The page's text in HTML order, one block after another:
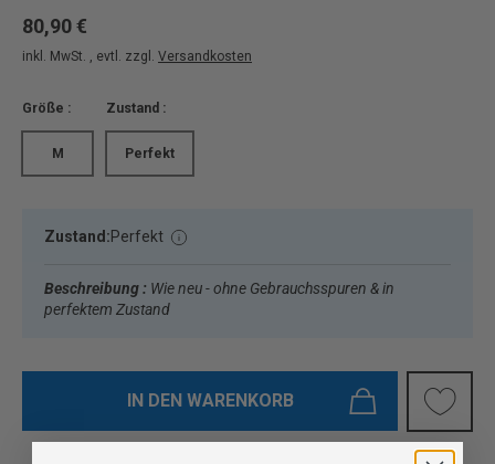
80,90 €
inkl. MwSt. , evtl. zzgl. Versandkosten
Größe :
M
Zustand :
Perfekt
Zustand:Perfekt
Beschreibung : Wie neu - ohne Gebrauchsspuren & in
perfektem Zustand
IN DEN WARENKORB